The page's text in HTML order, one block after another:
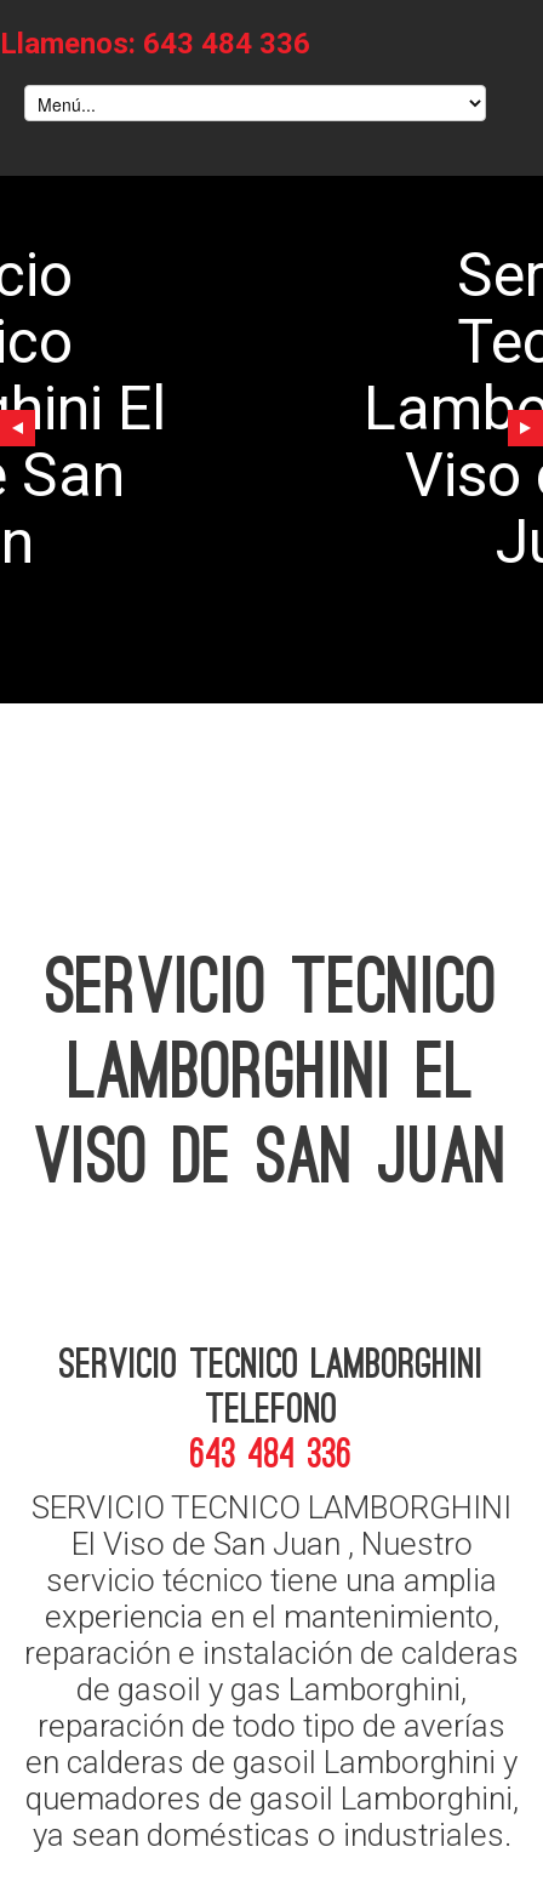
Llamenos: 643 484 336
Servicio
Tecnico
El
Viso de San
SERVICIO TECNICO
LAMBORGHINI EL
VISO DE SAN JUAN
Servicio Tecnico Lamborghini
telefono
643 484 336
SERVICIO TECNICO LAMBORGHINI
El Viso de San Juan , Nuestro
servicio técnico tiene una amplia
experiencia en el mantenimiento,
reparación e instalación de calderas
de gasoil y gas Lamborghini,
reparación de todo tipo de averías
en calderas de gasoil Lamborghini y
quemadores de gasoil Lamborghini,
ya sean domésticas o industriales.